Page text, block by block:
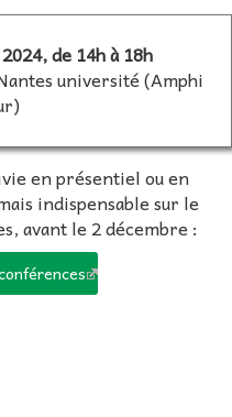
de 14h à 18h
université (Amphi
en présentiel ou en
indispensable sur le
avant le 2 décembre :